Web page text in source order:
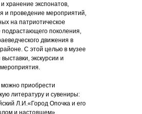
хранение экспонатов,
и проведение мероприятий,
на патриотическое
подрастающего поколения,
движения в
С этой целью в музее
экскурсии и
можно приобрести
литературу и сувениры:
Л.И.«Город Опочка и его
и настоящем»